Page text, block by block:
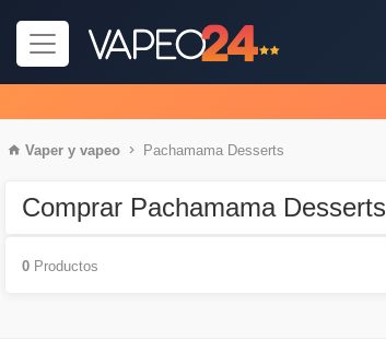
Vaper y vapeo Pachamama Desserts
Comprar Pachamama Desserts
0 Productos